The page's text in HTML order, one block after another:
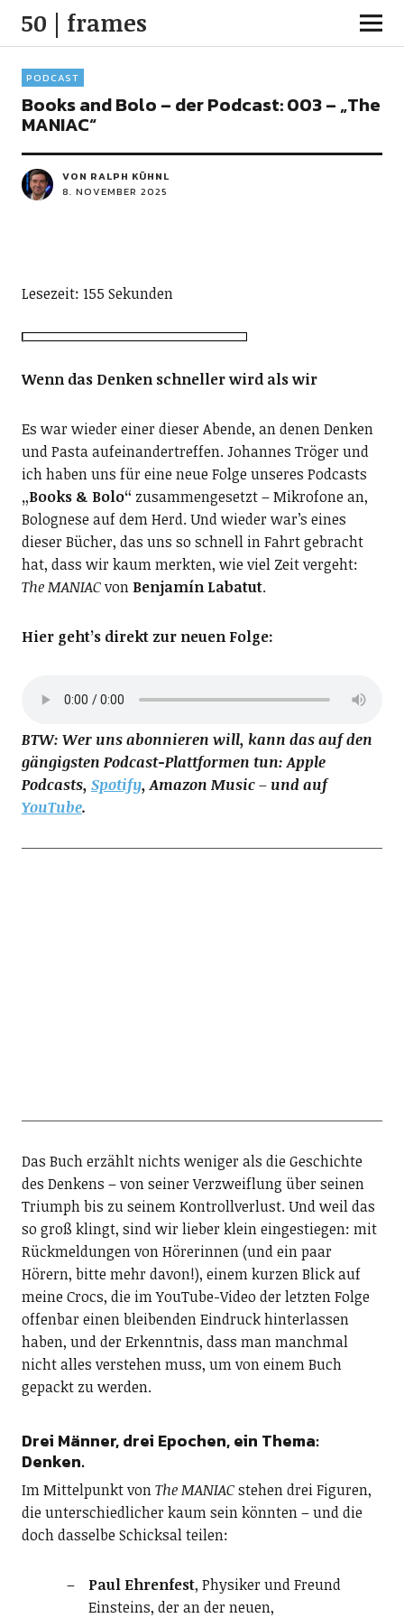
50 | frames
PODCAST
Books and Bolo – der Podcast: 003 – „The
MANIAC“
VON RALPH KÜHNL
8. NOVEMBER 2025
Lesezeit: 155 Sekunden
Wenn das Denken schneller wird als wir
Es war wieder einer dieser Abende, an denen Denken
und Pasta aufeinandertreffen. Johannes Tröger und
ich haben uns für eine neue Folge unseres Podcasts
„Books & Bolo“ zusammengesetzt – Mikrofone an,
Bolognese auf dem Herd. Und wieder war’s eines
dieser Bücher, das uns so schnell in Fahrt gebracht
hat, dass wir kaum merkten, wie viel Zeit vergeht:
The MANIACvon Benjamín Labatut.
Hier geht’s direkt zur neuen Folge:
BTW: Wer uns abonnieren will, kann das auf den
gängigsten Podcast-Plattformen tun: Apple
Podcasts, Spotify, Amazon Music – und auf
YouTube.
Das Buch erzählt nichts weniger als die Geschichte
des Denkens – von seiner Verzweiflung über seinen
Triumph bis zu seinem Kontrollverlust. Und weil das
so groß klingt, sind wir lieber klein eingestiegen: mit
Rückmeldungen von Hörerinnen (und ein paar
Hörern, bitte mehr davon!), einem kurzen Blick auf
meine Crocs, die im YouTube-Video der letzten Folge
offenbar einen bleibenden Eindruck hinterlassen
haben, und der Erkenntnis, dass man manchmal
nicht alles verstehen muss, um von einem Buch
gepackt zu werden.
Drei Männer, drei Epochen, ein Thema:
Denken.
Im Mittelpunkt vonThe MANIACstehen drei Figuren,
die unterschiedlicher kaum sein könnten – und die
doch dasselbe Schicksal teilen:
Paul Ehrenfest, Physiker und Freund
Einsteins, der an der neuen,